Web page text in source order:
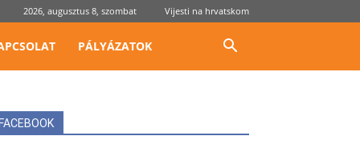
2026, augusztus 8, szombat Vijesti na hrvatskom
PÁLYÁZATOK